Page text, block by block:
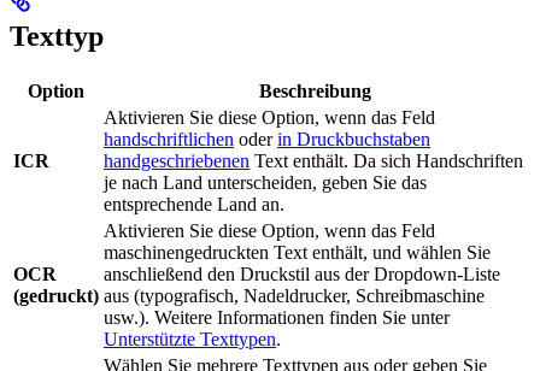
Texttyp
Option Beschreibung
ICR
Aktivieren Sie diese Option, wenn das Feld
handschriftlichen oderin Druckbuchstaben
handgeschriebenen Text enthält. Da sich Handschriften
je nach Land unterscheiden, geben Sie das
entsprechende Land an.
OCR
(gedruckt)
Aktivieren Sie diese Option, wenn das Feld
maschinengedruckten Text enthält, und wählen Sie
anschließend den Druckstil aus der Dropdown-Liste
aus (typografisch, Nadeldrucker, Schreibmaschine
usw.). Weitere Informationen finden Sie unter
Unterstützte Texttypen.
Wählen Sie mehrere Texttypen aus oder geben Sie